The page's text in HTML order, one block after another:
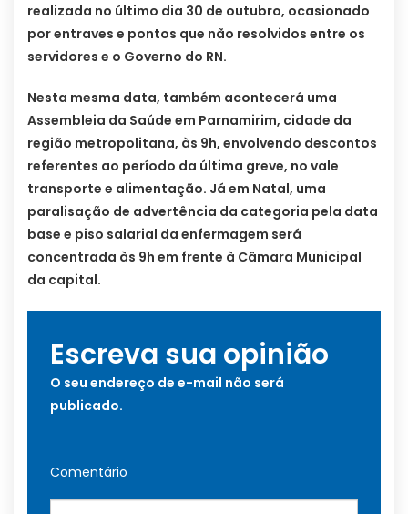
realizada no último dia 30 de outubro, ocasionado
por entraves e pontos que não resolvidos entre os
servidores e o Governo do RN.
Nesta mesma data, também acontecerá uma
Assembleia da Saúde em Parnamirim, cidade da
região metropolitana, às 9h, envolvendo descontos
referentes ao período da última greve, no vale
transporte e alimentação. Já em Natal, uma
paralisação de advertência da categoria pela data
base e piso salarial da enfermagem será
concentrada às 9h em frente à Câmara Municipal
da capital.
Escreva sua opinião
O seu endereço de e-mail não será
publicado.
Comentário